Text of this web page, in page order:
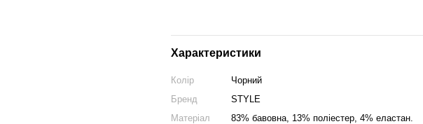
Характеристики
Колір
Чорний
Бренд
STYLE
Матеріал
83% бавовна, 13% поліестер, 4% еластан.